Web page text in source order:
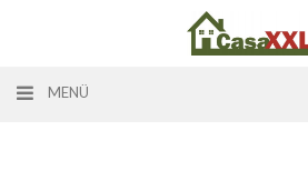
MENÜ